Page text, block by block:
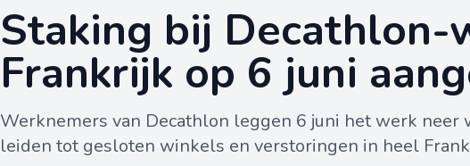
Staking bij Decathlon-
Frankrijk op 6 juni
Werknemers van Decathlon leggen 6 juni het werk neer
leiden tot gesloten winkels en verstoringen in heel